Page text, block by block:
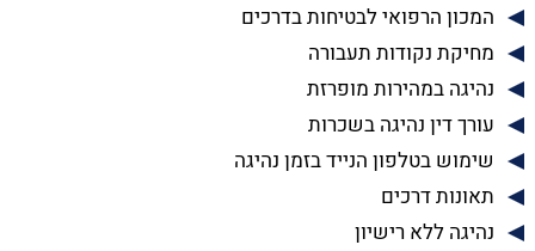
המכון הרפואי לבטיחות בדרכים
מחיקת נקודות תעבורה
נהיגה במהירות מופרזת
עורך דין נהיגה בשכרות
שימוש בטלפון הנייד בזמן נהיגה
תאונות דרכים
נהיגה ללא רישיון